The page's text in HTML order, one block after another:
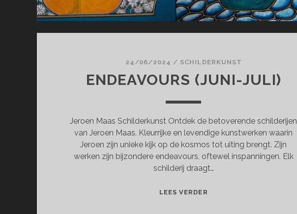
24/06/2024 / SCHILDERKUNST
ENDEAVOURS (JUNI-JULI)
Jeroen Maas Schilderkunst Ontdek de betoverende schilderijen
van Jeroen Maas. Kleurrijke en levendige kunstwerken waarin
Jeroen zijn unieke kijk op de kosmos tot uiting brengt. Zijn
werken zijn bijzondere endeavours, oftewel inspanningen. Elk
schilderij draagt…
LEES VERDER